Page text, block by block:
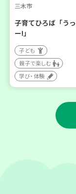
三木市
子育てひろば「う
ー!」
子ども
親子で楽しむ
学び・体験